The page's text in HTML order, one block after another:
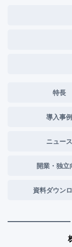
特長
導入事例
ニュース
開業・独立
資料ダウン